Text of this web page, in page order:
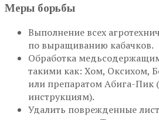
Меры борьбы
Выполнение всех
по выращиванию кабачков.
Обработка
такими как: Хом, Оксихом,
или препаратом Абига-Пик
инструкциям).
Удалить поврежденные